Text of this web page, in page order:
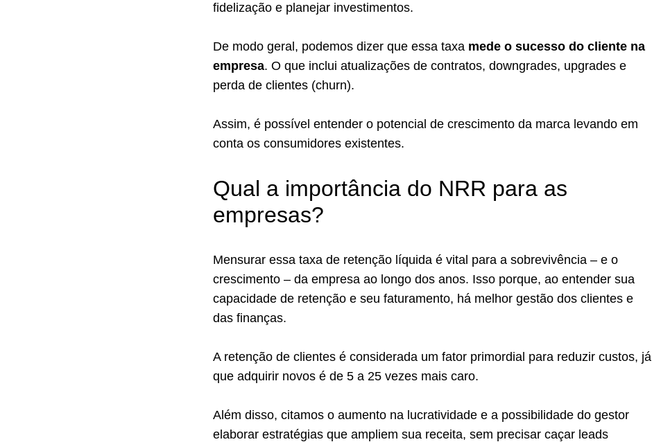
fidelização e planejar investimentos.
De modo geral, podemos dizer que essa taxa mede o sucesso do cliente na
empresa. O que inclui atualizações de contratos, downgrades, upgrades e
perda de clientes (churn).
Assim, é possível entender o potencial de crescimento da marca levando em
conta os consumidores existentes.
Qual a importância do NRR para as
empresas?
Mensurar essa taxa de retenção líquida é vital para a sobrevivência – e o
crescimento – da empresa ao longo dos anos. Isso porque, ao entender sua
capacidade de retenção e seu faturamento, há melhor gestão dos clientes e
das finanças.
A retenção de clientes é considerada um fator primordial para reduzir custos, já
que adquirir novos é de 5 a 25 vezes mais caro.
Além disso, citamos o aumento na lucratividade e a possibilidade do gestor
elaborar estratégias que ampliem sua receita, sem precisar caçar leads